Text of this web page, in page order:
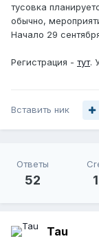
тусовка
обычно,
Начало 29
Регистрация - тут.
Вставить ник
Ответы
52
Tau